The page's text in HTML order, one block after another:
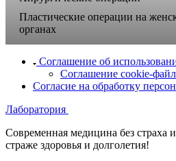
Пластические операции на
органах
Соглашение об
Соглашение cookie-
Согласие на обработку
Лаборатория
Современная медицина без
страже здоровья и долголетия!